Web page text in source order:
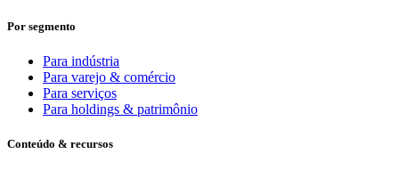
Por segmento
Para indústria
Para varejo & comércio
Para serviços
Para holdings & patrimônio
Conteúdo & recursos